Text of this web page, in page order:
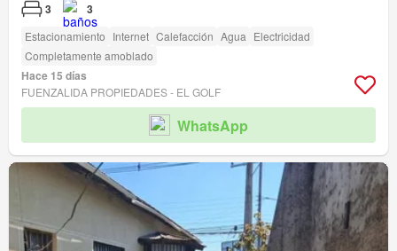
3 3
Estacionamiento Internet Calefacción Agua Electricidad
Completamente amoblado
Hace 15 días
FUENZALIDA PROPIEDADES - EL GOLF
WhatsApp